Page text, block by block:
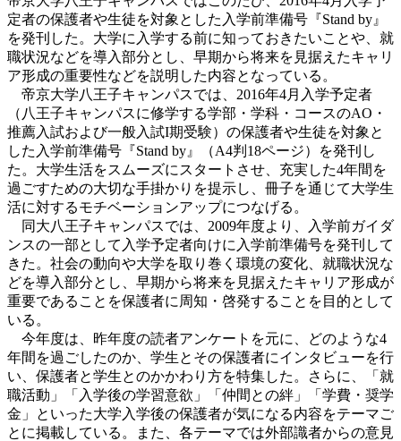
定者の保護者や生徒を対象とした入学前準備号『Stand by』
を発刊した。大学に入学する前に知っておきたいことや、就
職状況などを導入部分とし、早期から将来を見据えたキャリ
ア形成の重要性などを説明した内容となっている。
帝京大学八王子キャンパスでは、2016年4月入学予定者
（八王子キャンパスに修学する学部・学科・コースのAO・
推薦入試および一般入試I期受験）の保護者や生徒を対象と
した入学前準備号『Stand by』（A4判18ページ）を発刊し
た。大学生活をスムーズにスタートさせ、充実した4年間を
過ごすための大切な手掛かりを提示し、冊子を通じて大学生
活に対するモチベーションアップにつなげる。
同大八王子キャンパスでは、2009年度より、入学前ガイダ
ンスの一部として入学予定者向けに入学前準備号を発刊して
きた。社会の動向や大学を取り巻く環境の変化、就職状況な
どを導入部分とし、早期から将来を見据えたキャリア形成が
重要であることを保護者に周知・啓発することを目的として
いる。
今年度は、昨年度の読者アンケートを元に、どのような4
年間を過ごしたのか、学生とその保護者にインタビューを行
い、保護者と学生とのかかわり方を特集した。さらに、「就
職活動」「入学後の学習意欲」「仲間との絆」「学費・奨学
金」といった大学入学後の保護者が気になる内容をテーマご
とに掲載している。また、各テーマでは外部識者からの意見